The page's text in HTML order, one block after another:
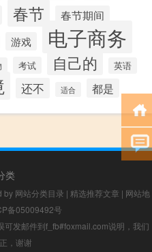
春节 春节期间
游戏 电子商务
考试 自己的 英语
还不 适合 都是
类
by 网站分类目录 | 精选推荐文章 | 网站地
备05009492号
发邮件到f_fb#foxmail.com说明，我们
，谢谢